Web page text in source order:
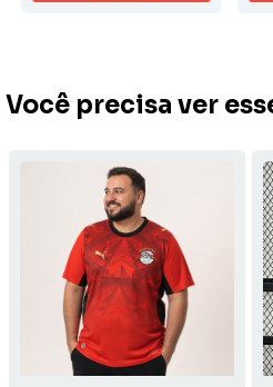
Você precisa ver